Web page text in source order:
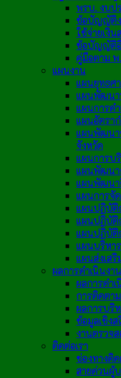
พรบ. งบป
ข้อบัญญัติง
ใช้จ่ายเงิน
ข้อบัญญัติ
คู่มือตาม พ
แผนงาน
แผนยุทธศ
แผนพัฒนา
แผนการด
แผนอัตรา
แผนพัฒนา
จังหวัด
แผนการบ
แผนพัฒนา
แผนพัฒนา
แผนการจั
แผนปฏิบัติ
แผนปฏิบัติ
แผนปฏิบัติ
แผนบริหา
แผนส่งเส
ผลการดำเนินงาน
ผลการดำ
การติดตา
ผลการบริ
ข้อมูลเชิง
งานตรวจ
ติดต่อเรา
ช่องทางติ
สายด่วนผู้